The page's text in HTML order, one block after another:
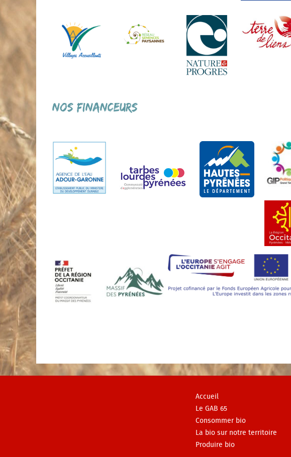
Nos financeurs
Accueil
Le GAB 65
Consommer bio
La bio sur notre territoire
Produire bio